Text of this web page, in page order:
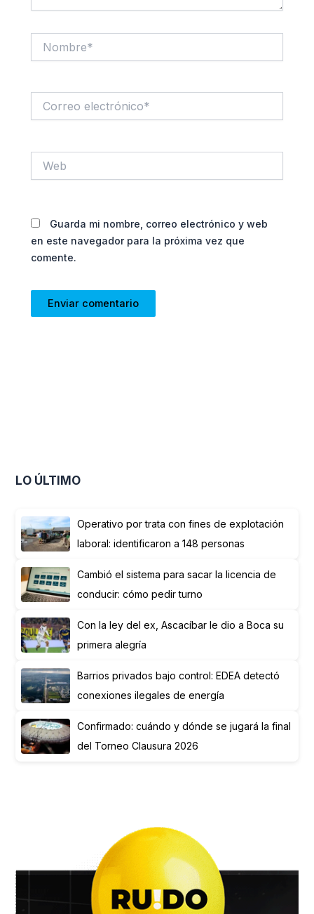
electrónico*
Guarda mi nombre, correo electrónico y web
en este navegador para la próxima vez que
comente.
LO ÚLTIMO
Operativo por trata con fines de explotación
laboral: identificaron a 148 personas
Cambió el sistema para sacar la licencia de
conducir: cómo pedir turno
Con la ley del ex, Ascacíbar le dio a Boca su
primera alegría
Barrios privados bajo control: EDEA detectó
conexiones ilegales de energía
Confirmado: cuándo y dónde se jugará la final
del Torneo Clausura 2026